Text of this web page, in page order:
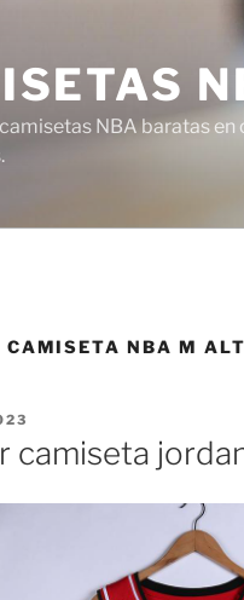
NBA baratas
CAMISETA NBA M
camiseta